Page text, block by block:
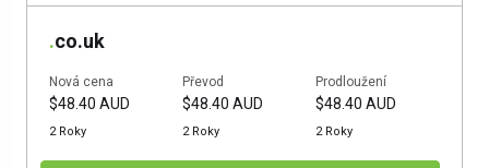
.co.uk
Nová cena
$48.40 AUD
2 Roky
Převod
$48.40 AUD
2 Roky
Prodloužení
$48.40 AUD
2 Roky